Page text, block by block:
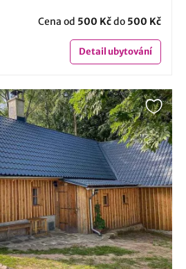
Cena od 500 Kčdo 500 Kč
Detailubytování